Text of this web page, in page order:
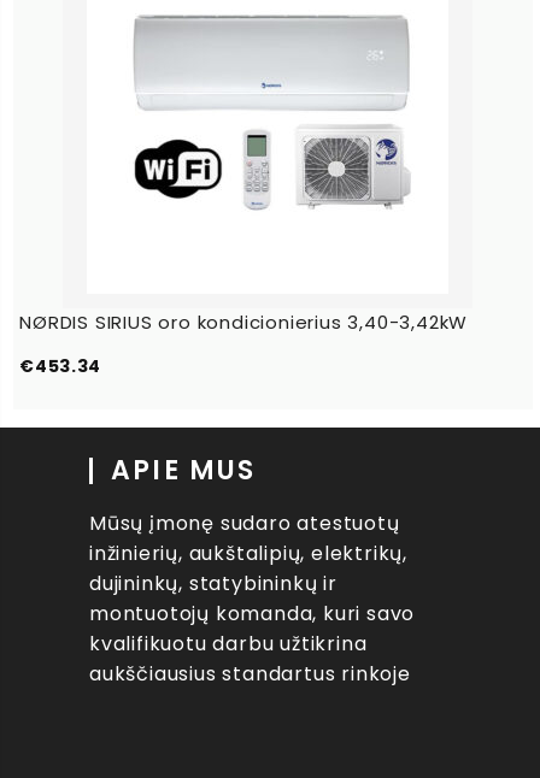
NØRDIS SIRIUS oro kondicionierius 3,40-3,42kW
€453.34
APIE MUS
Mūsų įmonę sudaro atestuotų
inžinierių, aukštalipių, elektrikų,
dujininkų, statybininkų ir
montuotojų komanda, kuri savo
kvalifikuotu darbu užtikrina
aukščiausius standartus rinkoje